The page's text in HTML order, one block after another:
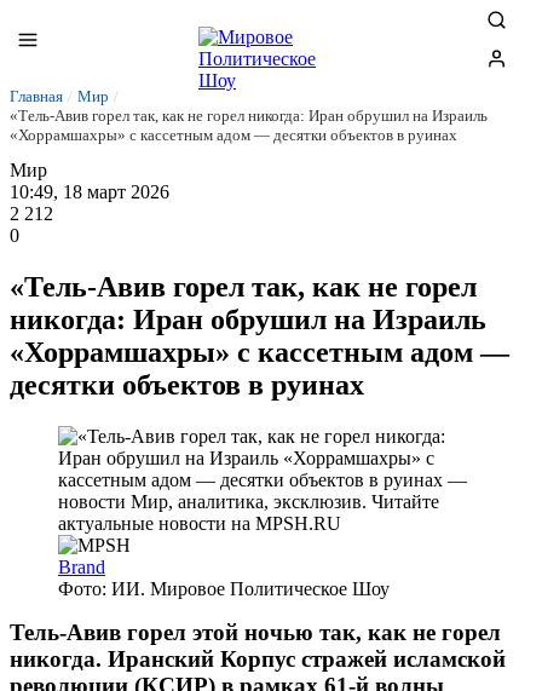
Главная / Мир /
«Тель-Авив горел так, как не горел никогда: Иран обрушил на Израиль
«Хоррамшахры» с кассетным адом — десятки объектов в руинах
Мир
10:49, 18 март 2026
2 212
0
«Тель-Авив горел так, как не горел
никогда: Иран обрушил на Израиль
«Хоррамшахры» с кассетным адом —
десятки объектов в руинах
Brand
Фото: ИИ. Мировое Политическое Шоу
Тель-Авив горел этой ночью так, как не горел
никогда. Иранский Корпус стражей исламской
революции (КСИР) в рамках 61-й волны